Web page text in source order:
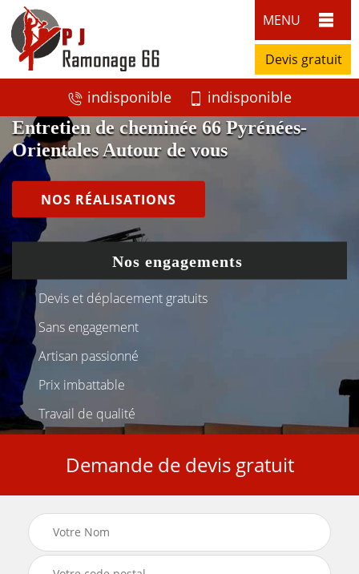
MENU
Devis gratuit
indisponible indisponible
Entretien de cheminée 66 Pyrénées-
Orientales Autour de vous
NOS RÉALISATIONS
Nos engagements
Devis et déplacement gratuits
Sans engagement
Artisan passionné
Prix imbattable
Travail de qualité
Demande de devis gratuit